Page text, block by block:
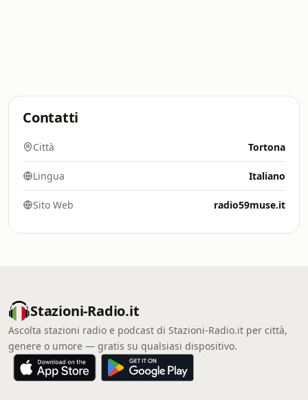
Contatti
Città Tortona
Lingua Italiano
Sito Web radio59muse.it
Stazioni-Radio.it
Ascolta stazioni radio e podcast di Stazioni-Radio.it per città,
genere o umore — gratis su qualsiasi dispositivo.